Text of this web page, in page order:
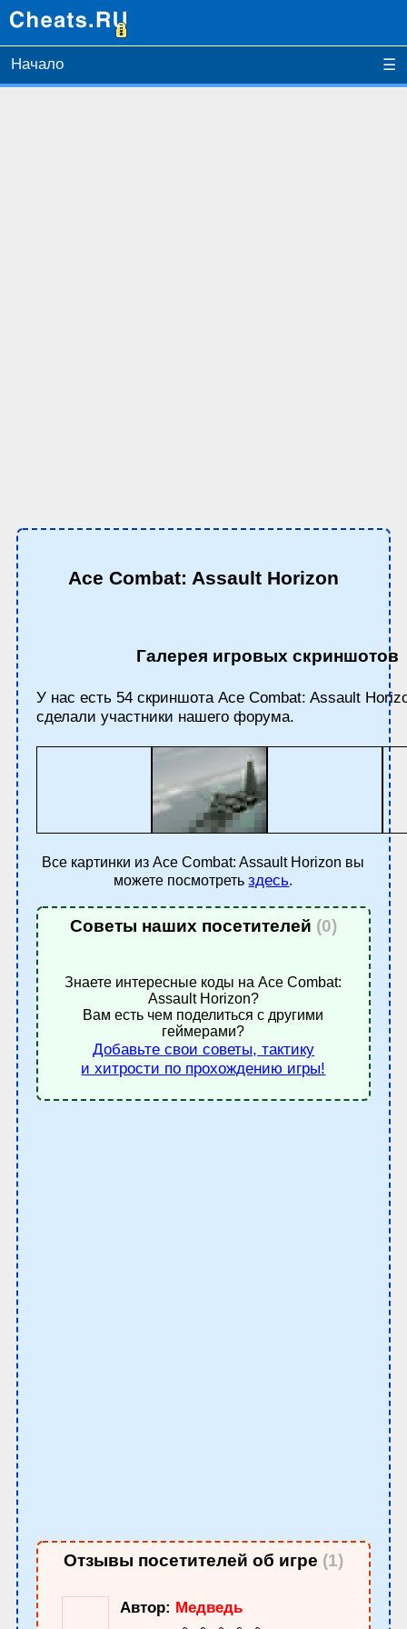
Начало ☰
Ace Combat: Assault Horizon
Галерея игровых скриншотов
У нас есть 54 скриншота Ace Combat: Assault
сделали участники нашего форума.
Все картинки из Ace Combat: Assault Horizon вы
можете посмотретьздесь.
Советы наших посетителей (0)
Знаете интересные коды на Ace Combat:
Assault Horizon?
Вам есть чем поделиться с другими
геймерами?
Добавьте свои советы, тактику
и хитрости по прохождению игры!
Отзывы посетителей об игре (1)
Автор: Медведь